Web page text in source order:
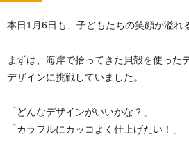
本日1月6日も、子どもたちの笑顔が溢れ
まずは、海岸で拾ってきた貝殻を使っ
デザインに挑戦していました。
「どんなデザインがいいかな？」
「カラフルにカッコよく仕上げたい！」